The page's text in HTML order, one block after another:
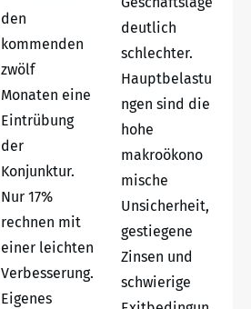
den
kommenden
zwölf
Monaten eine
Eintrübung
der
Konjunktur.
Nur 17%
rechnen mit
einer leichten
Verbesserung.
Eigenes
deutlich
schlechter.
Hauptbelastu
ngen sind die
hohe
makroökono
mische
Unsicherheit,
gestiegene
Zinsen und
schwierige